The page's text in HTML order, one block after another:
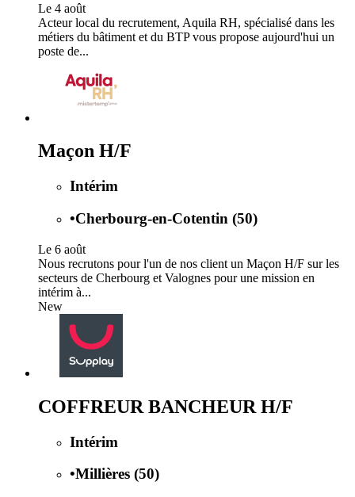
Le 4 août
Acteur local du recrutement, Aquila RH, spécialisé dans les
métiers du bâtiment et du BTP vous propose aujourd'hui un
poste de...
Maçon H/F
Intérim
•Cherbourg-en-Cotentin (50)
Le 6 août
Nous recrutons pour l'un de nos client un Maçon H/F sur les
secteurs de Cherbourg et Valognes pour une mission en
intérim à...
New
COFFREUR BANCHEUR H/F
Intérim
•Millières (50)